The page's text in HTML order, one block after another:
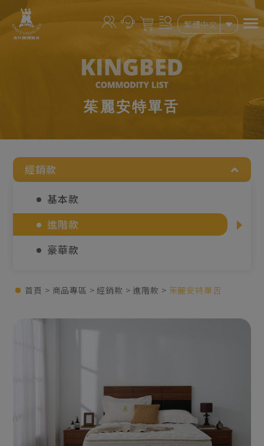
繁體中文
茱麗安特單舌
經銷款
基本款
進階款
豪華款
首頁 商品專區 經銷款 進階款 茱麗安特單舌
Cookie管理面板